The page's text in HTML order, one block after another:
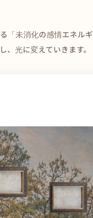
「未消化の感情エネルギ
光に変えていきます。